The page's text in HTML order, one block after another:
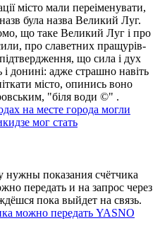
місто мали переіменувати,
була назва Великий Луг.
що таке Великий Луг і про
про славетних пращурів-
підтвердження, що сила і дух
і донині: адже страшно навіть
місто, опинись воно
"біля води ©" .
на месте города могли
мог стать
нужны показания счётчика
передать и на запрос через
пока выйдет на связь.
можно передать YASNO